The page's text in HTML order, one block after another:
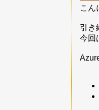
こん
引き
今回